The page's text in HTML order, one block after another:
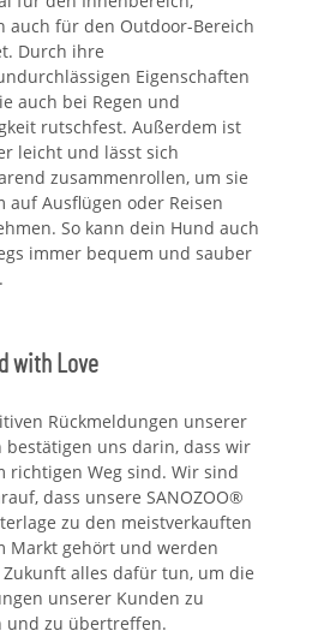
auch für den Outdoor-Bereich
Durch ihre
Eigenschaften
auch bei Regen und
rutschfest. Außerdem ist
leicht und lässt sich
zusammenrollen, um sie
auf Ausflügen oder Reisen
So kann dein Hund auch
immer bequem und sauber
with Love
Rückmeldungen unserer
bestätigen uns darin, dass wir
richtigen Weg sind. Wir sind
dass unsere SANOZOO®
zu den meistverkauften
Markt gehört und werden
alles dafür tun, um die
unserer Kunden zu
und zu übertreffen.